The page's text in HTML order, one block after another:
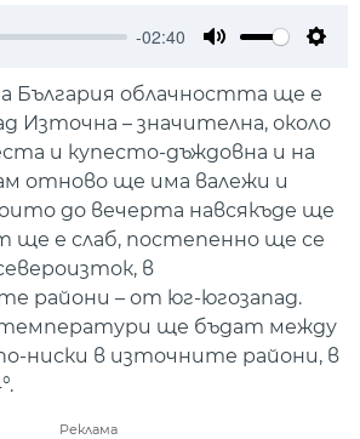
-02:40
България облачността ще е
Източна – значителна, около
и купесто-дъждовна и на
отново ще има валежи и
до вечерта навсякъде ще
е слаб, постепенно ще се
в
райони – от юг-югозапад.
ще бъдат между
ниски в източните райони, в
Реклама